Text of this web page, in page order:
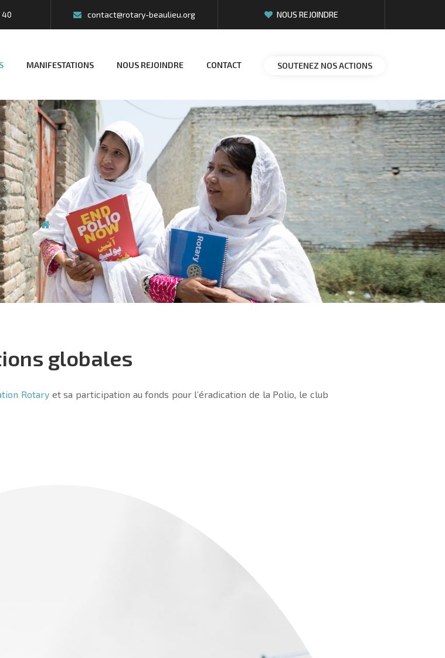
40 contact@rotary-beaulieu.org NOUS REJOINDRE
MANIFESTATIONS NOUS REJOINDRE CONTACT SOUTENEZ NOS ACTIONS
globales
Rotary et sa participation au fonds pour l’éradication de la Polio, le club